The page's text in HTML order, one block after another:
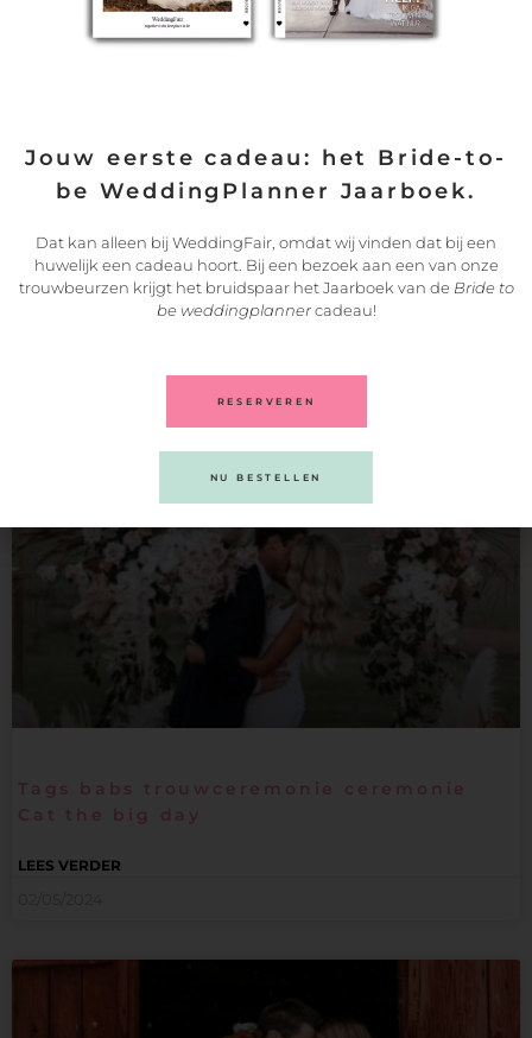
Volg altijd je hart | De ceremonie is hét
moment waar jullie huwelijk begint
Tags babs trouwceremonie ceremonie
Cat the big day
LEES VERDER
Jouw eerste cadeau: het Bride-to-
be WeddingPlanner Jaarboek.
Dat kan alleen bij WeddingFair, omdat wij vinden dat bij een
huwelijk een cadeau hoort. Bij een bezoek aan een van onze
trouwbeurzen krijgt het bruidspaar het Jaarboek van de Bride to
be weddingplannercadeau!
RESERVEREN
NU BESTELLEN